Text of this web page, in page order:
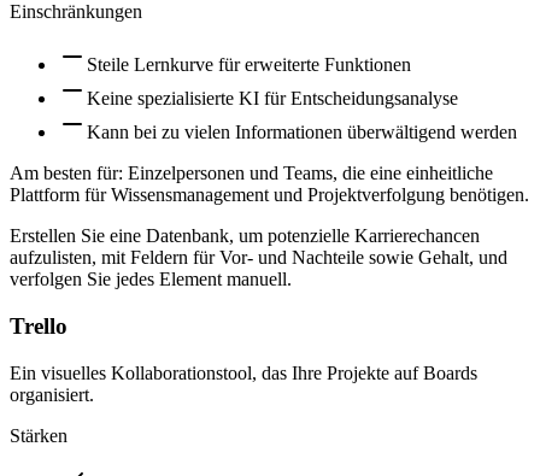
Einschränkungen
Steile Lernkurve für erweiterte Funktionen
Keine spezialisierte KI für Entscheidungsanalyse
Kann bei zu vielen Informationen überwältigend werden
Am besten für: Einzelpersonen und Teams, die eine einheitliche
Plattform für Wissensmanagement und Projektverfolgung benötigen.
Erstellen Sie eine Datenbank, um potenzielle Karrierechancen
aufzulisten, mit Feldern für Vor- und Nachteile sowie Gehalt, und
verfolgen Sie jedes Element manuell.
Trello
Ein visuelles Kollaborationstool, das Ihre Projekte auf Boards
organisiert.
Stärken